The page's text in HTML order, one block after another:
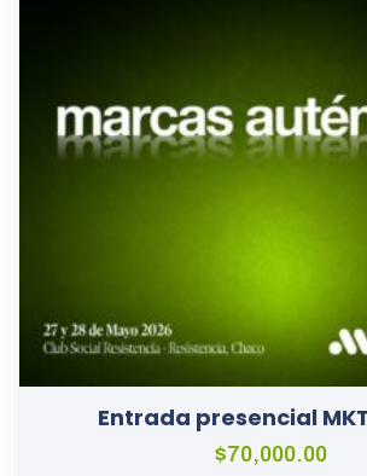
Entrada presencial
$70,000.00